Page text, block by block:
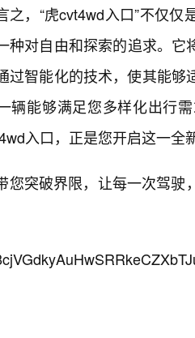
之，“虎cvt4wd入口”不仅
种对自由和探索的追求。
过智能化的技术，使其能
辆能够满足您多样化出行
入口，正是您开启这一全
您突破界限，让每一次驾